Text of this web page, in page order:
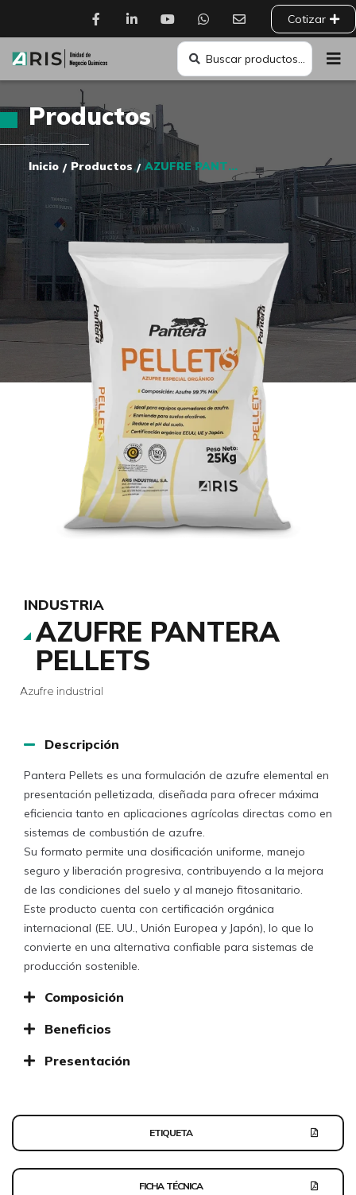
Cotizar
Productos
Inicio / Productos / AZUFRE PANTERA PELLETS
INDUSTRIA
AZUFRE PANTERA
PELLETS
Azufre industrial
Descripción
Pantera Pellets es una formulación de azufre elemental en
presentación pelletizada, diseñada para ofrecer máxima
eficiencia tanto en aplicaciones agrícolas directas como en
sistemas de combustión de azufre.
Su formato permite una dosificación uniforme, manejo
seguro y liberación progresiva, contribuyendo a la mejora
de las condiciones del suelo y al manejo fitosanitario.
Este producto cuenta con certificación orgánica
internacional (EE. UU., Unión Europea y Japón), lo que lo
convierte en una alternativa confiable para sistemas de
producción sostenible.
Composición
Beneficios
Presentación
ETIQUETA
FICHA TÉCNICA